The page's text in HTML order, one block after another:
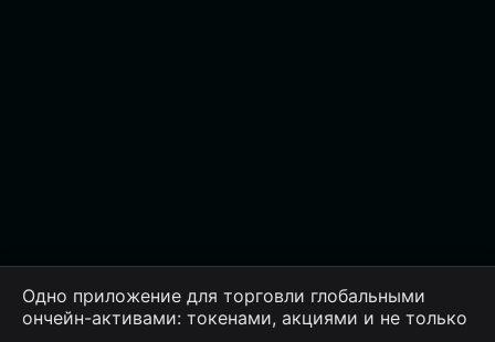
Одно приложение для торговли глобальными
ончейн-активами: токенами, акциями и не только